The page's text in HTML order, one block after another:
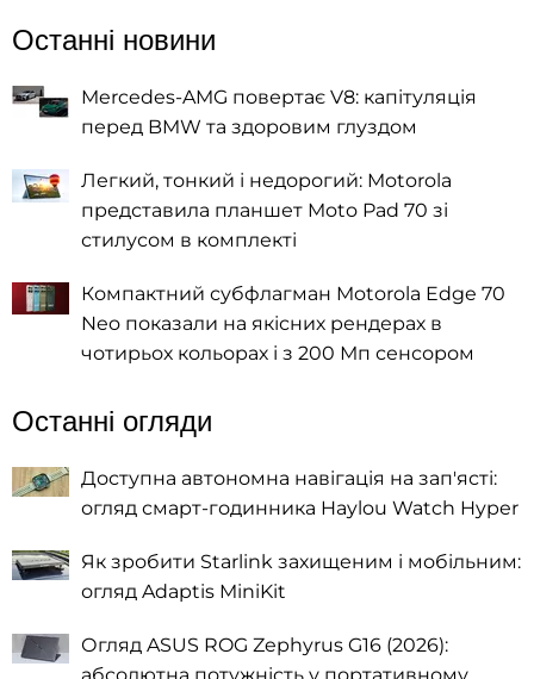
Останні новини
Mercedes-AMG повертає V8: капітуляція
перед BMW та здоровим глуздом
Легкий, тонкий і недорогий: Motorola
представила планшет Moto Pad 70 зі
стилусом в комплекті
Компактний субфлагман Motorola Edge 70
Neo показали на якісних рендерах в
чотирьох кольорах і з 200 Мп сенсором
Останні огляди
Доступна автономна навігація на зап'ясті:
огляд смарт-годинника Haylou Watch Hyper
Як зробити Starlink захищеним і мобільним:
огляд Adaptis MiniKit
Огляд ASUS ROG Zephyrus G16 (2026):
абсолютна потужність у портативному